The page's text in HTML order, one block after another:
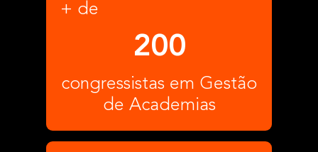
+ de
200
congressistas em Gestão
de Academias